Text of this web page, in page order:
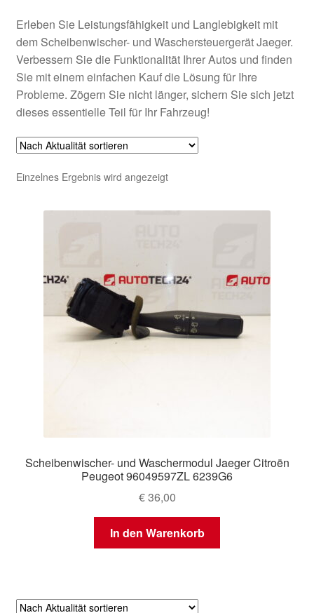
Erleben Sie Leistungsfähigkeit und Langlebigkeit mit
dem Scheibenwischer- und Waschersteuergerät Jaeger.
Verbessern Sie die Funktionalität Ihrer Autos und finden
Sie mit einem einfachen Kauf die Lösung für Ihre
Probleme. Zögern Sie nicht länger, sichern Sie sich jetzt
dieses essentielle Teil für Ihr Fahrzeug!
Einzelnes Ergebnis wird angezeigt
Scheibenwischer- und Waschermodul Jaeger Citroën
Peugeot 96049597ZL 6239G6
€36,00
In den Warenkorb